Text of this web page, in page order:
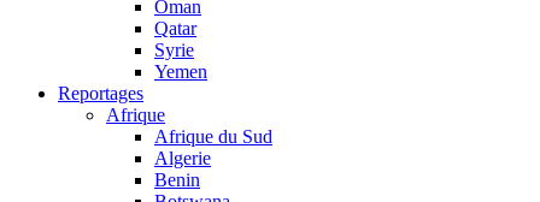
Oman
Qatar
Syrie
Yemen
Reportages
Afrique
Afrique du Sud
Algerie
Benin